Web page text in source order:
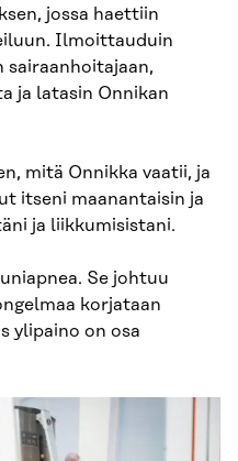
jossa haettiin
Ilmoittauduin
sairaanhoitajaan,
ja latasin Onnikan
mitä Onnikka vaatii, ja
itseni maanantaisin ja
ja liikkumisistani.
Se johtuu
korjataan
ylipaino on osa